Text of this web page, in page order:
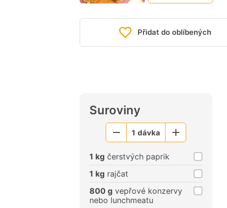
Přidat do oblíbených
Suroviny
Menší
1 dávka
Větší
1 kg čerstvých paprik
1 kg rajčat
800 g vepřové konzervy
nebo lunchmeatu